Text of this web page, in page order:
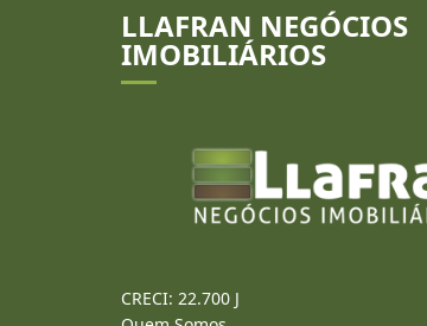
LLAFRAN NEGÓCIOS
IMOBILIÁRIOS
CRECI: 22.700 J